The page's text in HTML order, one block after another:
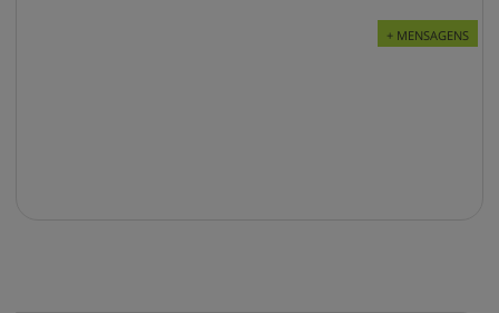
+ MENSAGENS